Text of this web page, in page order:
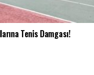
Tenis Damgası!